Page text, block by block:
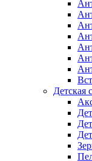
Детская